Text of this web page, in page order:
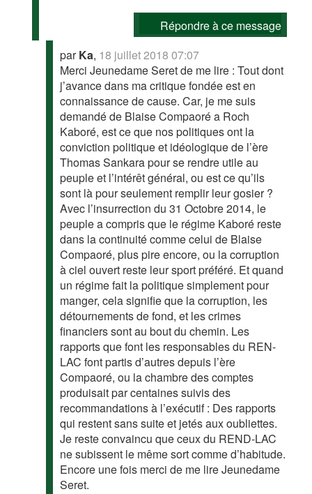
Répondre à ce message
parKa, 18 juillet 2018 07:07
Merci Jeunedame Seret de me lire : Tout dont
j’avance dans ma critique fondée est en
connaissance de cause. Car, je me suis
demandé de Blaise Compaoré a Roch
Kaboré, est ce que nos politiques ont la
conviction politique et idéologique de l’ère
Thomas Sankara pour se rendre utile au
peuple et l’intérêt général, ou est ce qu’ils
sont là pour seulement remplir leur gosier ?
Avec l’insurrection du 31 Octobre 2014, le
peuple a compris que le régime Kaboré reste
dans la continuité comme celui de Blaise
Compaoré, plus pire encore, ou la corruption
à ciel ouvert reste leur sport préféré. Et quand
un régime fait la politique simplement pour
manger, cela signifie que la corruption, les
détournements de fond, et les crimes
financiers sont au bout du chemin. Les
rapports que font les responsables du REN-
LAC font partis d’autres depuis l’ère
Compaoré, ou la chambre des comptes
produisait par centaines suivis des
recommandations à l’exécutif : Des rapports
qui restent sans suite et jetés aux oubliettes.
Je reste convaincu que ceux du REND-LAC
ne subissent le même sort comme d’habitude.
Encore une fois merci de me lire Jeunedame
Seret.